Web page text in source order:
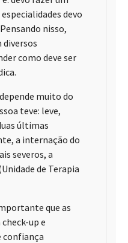
devo
nisso,
diversos
como deve ser
muito do
teve: leve,
últimas
a internação do
severos, a
de Terapia
que as
up e
confiança